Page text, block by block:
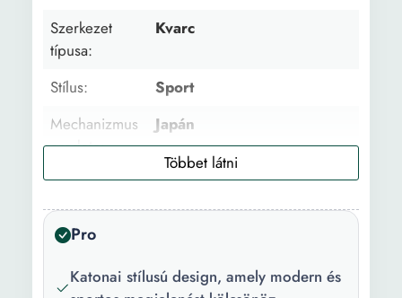
Szerkezet
típusa:
Kvarc
Stílus:
Sport
Mechanizmus
eredete:
Japán
Zárószerkezet: Csatos
Funkciók:
Dátum 24h alkijelző
Pro
Katonai stílusú design, amely modern és